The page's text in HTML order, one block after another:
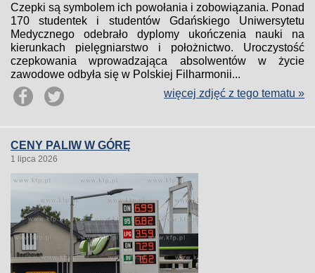
Czepki są symbolem ich powołania i zobowiązania. Ponad
170 studentek i studentów Gdańskiego Uniwersytetu
Medycznego odebrało dyplomy ukończenia nauki na
kierunkach pielęgniarstwo i położnictwo. Uroczystość
czepkowania wprowadzająca absolwentów w życie
zawodowe odbyła się w Polskiej Filharmonii...
więcej zdjęć z tego tematu »
CENY PALIW W GÓRĘ
1 lipca 2026